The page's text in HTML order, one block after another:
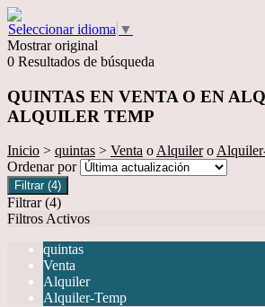
Seleccionar idioma ▼
Mostrar original
0 Resultados de búsqueda
QUINTAS EN VENTA O EN
ALQUILER TEMP
Inicio > quintas > Venta oAlquilero
Ordenar por
Filtrar (4)
Filtrar (4)
Filtros Activos
quintas
Venta
Alquiler
Alquiler-Temp